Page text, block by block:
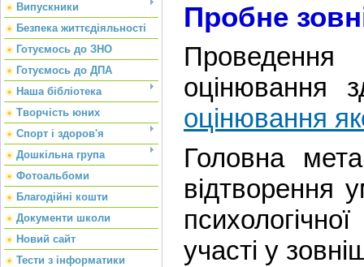
Випускники
Безпека життєдіяльності
Готуємось до ЗНО
Готуємось до ДПА
Наша бібліотека
Творчість юних
Спорт і здоров'я
Дошкільна група
Фотоальбоми
Благодійні кошти
Документи школи
Новий сайт
Тести з інформатики
Пробне
Проведення
оцінювання
оцінювання
Головна
відтворення
участі у